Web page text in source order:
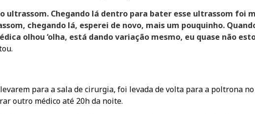
ultrassom. Chegando lá dentro para bater esse ultrassom foi
chegando lá, esperei de novo, mais um pouquinho.
olhou ‘olha, está dando variação mesmo, eu quase não
para a sala de cirurgia, foi levada de volta para a poltrona no
outro médico até 20h da noite.